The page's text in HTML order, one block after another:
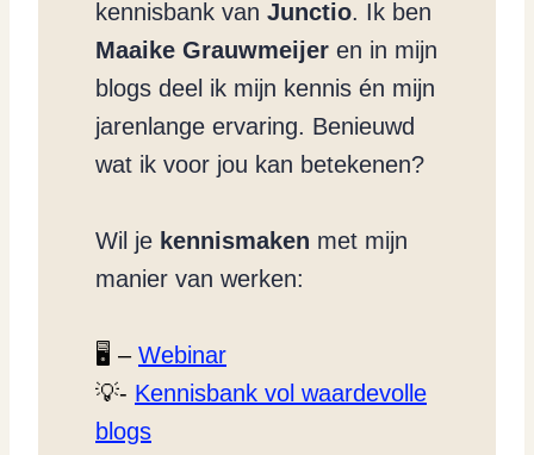
kennisbank van Junctio. Ik ben
Maaike Grauwmeijer en in mijn
blogs deel ik mijn kennis én mijn
jarenlange ervaring. Benieuwd
wat ik voor jou kan betekenen?
Wil je kennismaken met mijn
manier van werken:
🖥️ – Webinar
💡- Kennisbank vol waardevolle
blogs